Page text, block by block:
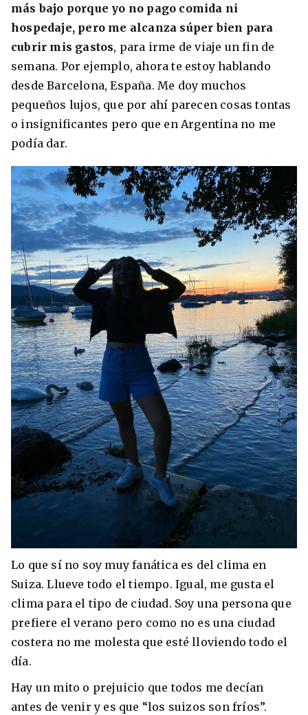
más bajo porque yo no pago comida ni
hospedaje, pero me alcanza súper bien para
cubrir mis gastos, para irme de viaje un fin de
semana. Por ejemplo, ahora te estoy hablando
desde Barcelona, España. Me doy muchos
pequeños lujos, que por ahí parecen cosas tontas
o insignificantes pero que en Argentina no me
podía dar.
Lo que sí no soy muy fanática es del clima en
Suiza. Llueve todo el tiempo. Igual, me gusta el
clima para el tipo de ciudad. Soy una persona que
prefiere el verano pero como no es una ciudad
costera no me molesta que esté lloviendo todo el
día.
Hay un mito o prejuicio que todos me decían
antes de venir y es que “los suizos son fríos”.